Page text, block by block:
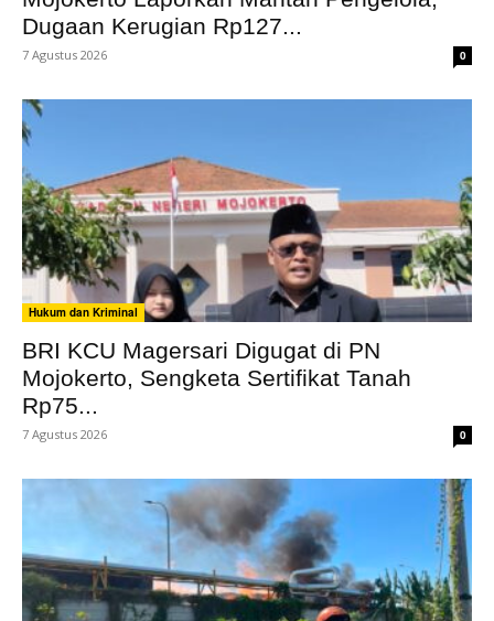
Dugaan Kerugian Rp127...
7 Agustus 2026 0
Hukum dan Kriminal
BRI KCU Magersari Digugat di PN
Mojokerto, Sengketa Sertifikat Tanah
Rp75...
7 Agustus 2026 0